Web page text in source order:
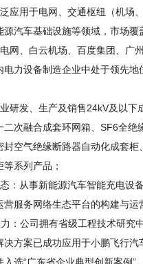
泛应用于电网、交通枢纽（机场
汽车基础设施等领域，市场覆
电网、白云机场、百度集团、广
力设备制造企业中处于领先地
业研发、生产及销售24kV及以下
二次融合成套环网箱、SF6全绝
封空气绝缘断路器自动化成套柜
系列产品；
态：从事新能源汽车智能充电设
服务网络生态平台的构建与运
：公司拥有省级工程技术研究
决方案已成功应用于小鹏飞行汽